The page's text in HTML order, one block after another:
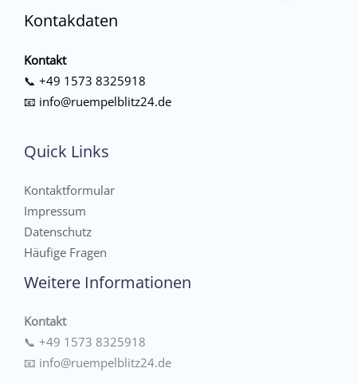
Kontakdaten
Kontakt
📞 +49 1573 8325918
📧 info@ruempelblitz24.de
Quick Links
Kontaktformular
Impressum
Datenschutz
Häufige Fragen
Weitere Informationen
Kontakt
📞 +49 1573 8325918
📧 info@ruempelblitz24.de